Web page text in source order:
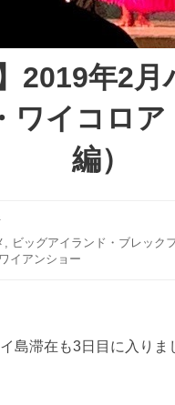
2019年2
ワイコロ
編）
, ビッグアイランド・ブレック
イアンショー
島滞在も3日目に入りま